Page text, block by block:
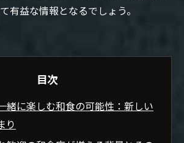
有益な情報となるでしょう。
目次
緒に楽しむ和食の可能性：新しい
り